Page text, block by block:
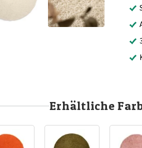
Erhältliche